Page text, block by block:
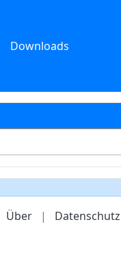
Downloads
Über | Datenschutz